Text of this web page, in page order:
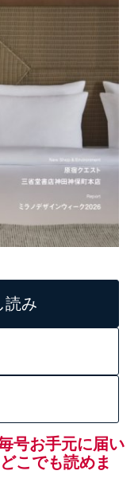
読み
号お手元に届い
こでも読めま